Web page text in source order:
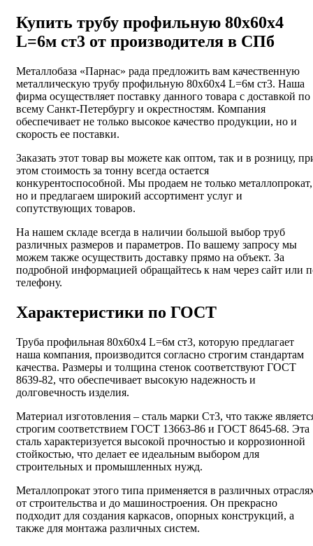
Купить трубу профильную 80х60х4
L=6м ст3 от производителя в СПб
Металлобаза «Парнас» рада предложить вам качественную
металлическую трубу профильную 80х60х4 L=6м ст3. Наша
фирма осуществляет поставку данного товара с доставкой по
всему Санкт-Петербургу и окрестностям. Компания
обеспечивает не только высокое качество продукции, но и
скорость ее поставки.
Заказать этот товар вы можете как оптом, так и в розницу,
этом стоимость за тонну всегда остается
конкурентоспособной. Мы продаем не только металлопрокат,
но и предлагаем широкий ассортимент услуг и
сопутствующих товаров.
На нашем складе всегда в наличии большой выбор труб
различных размеров и параметров. По вашему запросу мы
можем также осуществить доставку прямо на объект. За
подробной информацией обращайтесь к нам через сайт или
телефону.
Характеристики по ГОСТ
Труба профильная 80х60х4 L=6м ст3, которую предлагает
наша компания, производится согласно строгим стандартам
качества. Размеры и толщина стенок соответствуют ГОСТ
8639-82, что обеспечивает высокую надежность и
долговечность изделия.
Материал изготовления – сталь марки Ст3, что также
строгим соответствием ГОСТ 13663-86 и ГОСТ 8645-68. Эта
сталь характеризуется высокой прочностью и коррозионной
стойкостью, что делает ее идеальным выбором для
строительных и промышленных нужд.
Металлопрокат этого типа применяется в различных
от строительства и до машиностроения. Он прекрасно
подходит для создания каркасов, опорных конструкций, а
также для монтажа различных систем.